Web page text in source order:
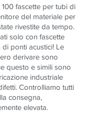
fascette per tubi di
del materiale per
rivestite da tempo.
solo con fascette
ponti acustici! Le
derivare sono
questo e simili sono
industriale
Controlliamo tutti
consegna,
elevata.